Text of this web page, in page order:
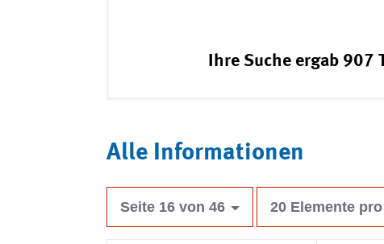
Ihre Suche ergab 907
Alle Informationen
Seite 16 von 46 20 Elemente